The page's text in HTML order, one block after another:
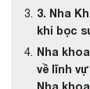
3. Nha
khi bọc
Nha
về lĩnh
Nha